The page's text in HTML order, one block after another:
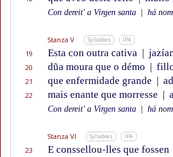
Con dereit' a Virgen santa há
Stanza V Syllables IPA
19 Esta con outra cativa |
20 dũa moura que o démo |
21 que enfermidade grande |
22 mais enante que morresse |
Con dereit' a Virgen santa há
Stanza VI Syllables IPA
23 E conssellou-lles que fossen